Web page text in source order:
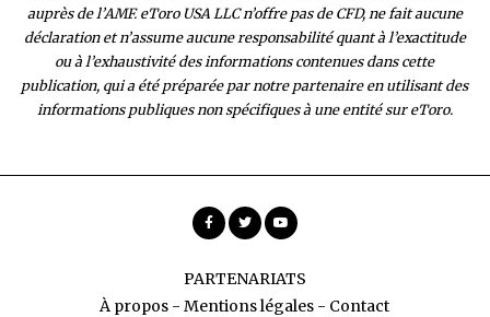
auprès de l’AMF. eToro USA LLC n’offre pas de CFD, ne fait aucune
déclaration et n’assume aucune responsabilité quant à l’exactitude
ou à l’exhaustivité des informations contenues dans cette
publication, qui a été préparée par notre partenaire en utilisant des
informations publiques non spécifiques à une entité sur eToro.
PARTENARIATS
À propos -Mentions légales - Contact